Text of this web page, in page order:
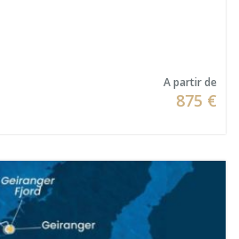
A partir de
875 €